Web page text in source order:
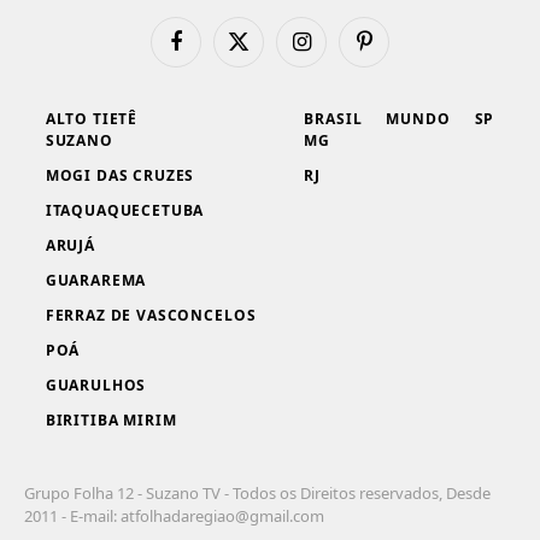
FacebookX
InstagramPinterest
ALTO TIETÊ
SUZANO
MOGI DAS CRUZES
ITAQUAQUECETUBA
ARUJÁ
GUARAREMA
FERRAZ DE VASCONCELOS
POÁ
GUARULHOS
BIRITIBA MIRIM
BRASIL
MG
RJ
MUNDO SP
Grupo Folha 12 - Suzano TV - Todos os Direitos reservados, Desde
2011 - E-mail:atfolhadaregiao@gmail.com